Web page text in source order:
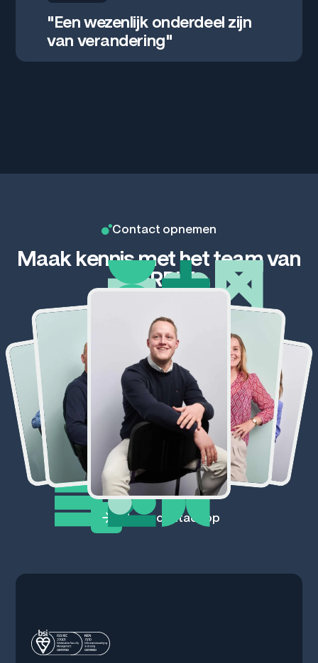
"Een wezenlijk onderdeel zijn
van verandering"
Contact opnemen
Maak kennis met het team van
GERRIT
Neem contact op